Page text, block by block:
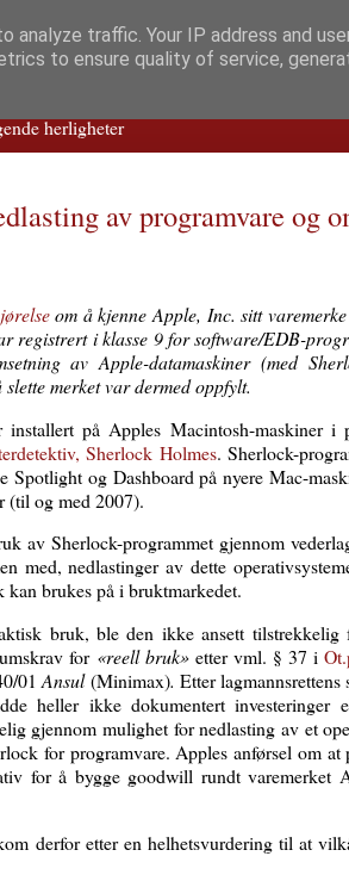
herligheter
av programvare og
om å kjenne Apple, Inc. sitt
registrert i klasse 9 for software/EDB-
av Apple-datamaskiner (med
merket var dermed oppfylt.
på Apples Macintosh-maskiner i
Sherlock Holmes. Sherlock-
og Dashboard på nyere Mac-
(til og med 2007).
av Sherlock-programmet gjennom
med, nedlastinger av dette
brukes på i bruktmarkedet.
bruk, ble den ikke ansett tilstrekkelig
for «reell bruk»etter vml. § 37 i
01Ansul(Minimax). Etter
heller ikke dokumentert investeringer
gjennom mulighet for nedlasting av et
for programvare. Apples anførsel om
for å bygge goodwill rundt varemerket
derfor etter en helhetsvurdering til at
traffic. Your IP address and
to ensure quality of service,